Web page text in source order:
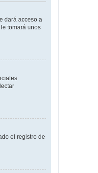
dará acceso a
tomará unos
el registro de